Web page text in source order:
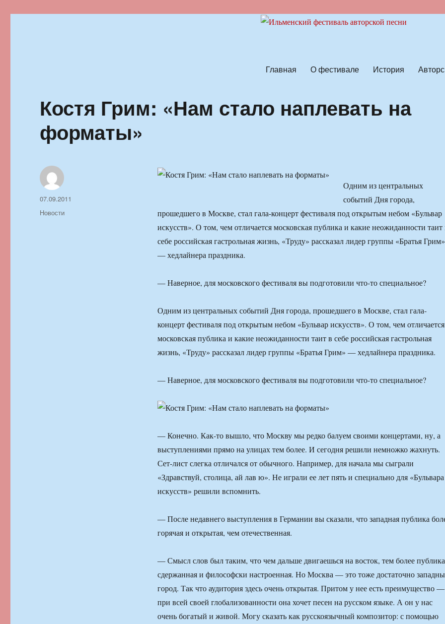
Главная О фестивале История
Костя Грим: «Нам стало наплевать на
форматы»
Одним из центральных
событий Дня города,
прошедшего в Москве, стал гала-концерт фестиваля под открытым небом «Бульвар
искусств». О том, чем отличается московская публика и какие неожиданности таит
себе российская гастрольная жизнь, «Труду» рассказал лидер группы «Братья Грим»
— хедлайнера праздника.
— Наверное, для московского фестиваля вы подготовили что-то специальное?
Одним из центральных событий Дня города, прошедшего в Москве, стал гала-
концерт фестиваля под открытым небом «Бульвар искусств». О том, чем отличается
московская публика и какие неожиданности таит в себе российская гастрольная
жизнь, «Труду» рассказал лидер группы «Братья Грим» — хедлайнера праздника.
— Наверное, для московского фестиваля вы подготовили что-то специальное?
— Конечно. Как-то вышло, что Москву мы редко балуем своими концертами, ну, а
выступлениями прямо на улицах тем более. И сегодня решили немножко жахнуть.
Сет-лист слегка отличался от обычного. Например, для начала мы сыграли
«Здравствуй, столица, ай лав ю». Не играли ее лет пять и специально для «Бульвара
искусств» решили вспомнить.
— После недавнего выступления в Германии вы сказали, что западная публика
горячая и открытая, чем отечественная.
— Смысл слов был таким, что чем дальше двигаешься на восток, тем более публика
сдержанная и философски настроенная. Но Москва — это тоже достаточно
город. Так что аудитория здесь очень открытая. Притом у нее есть преимущество —
при всей своей глобализованности она хочет песен на русском языке. А он у нас
очень богатый и живой. Могу сказать как русскоязычный композитор: с помощью
Автор
Опубликовано
07.09.2011
Рубрики
Новости